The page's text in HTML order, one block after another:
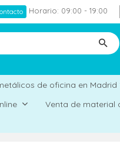
Horario: 09:00 - 19:00
de oficina en Madrid
Venta de material